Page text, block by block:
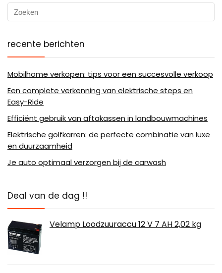
recente berichten
Mobilhome verkopen: tips voor een succesvolle verkoop
Een complete verkenning van elektrische steps en
Easy-Ride
Efficiënt gebruik van aftakassen in landbouwmachines
Elektrische golfkarren: de perfecte combinatie van luxe
en duurzaamheid
Je auto optimaal verzorgen bij de carwash
Deal van de dag !!
Velamp Loodzuuraccu 12 V 7 AH 2,02 kg